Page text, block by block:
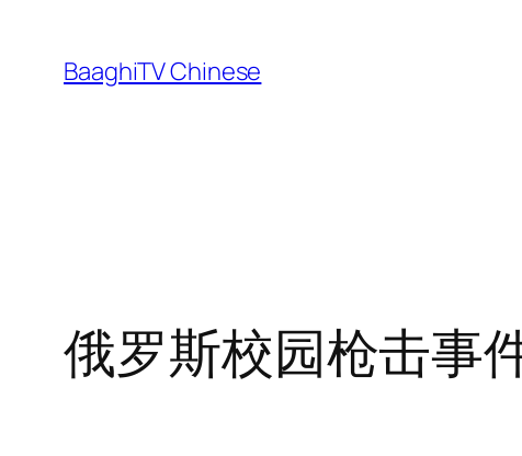
content
BaaghiTV Chinese
俄罗斯校园枪击事